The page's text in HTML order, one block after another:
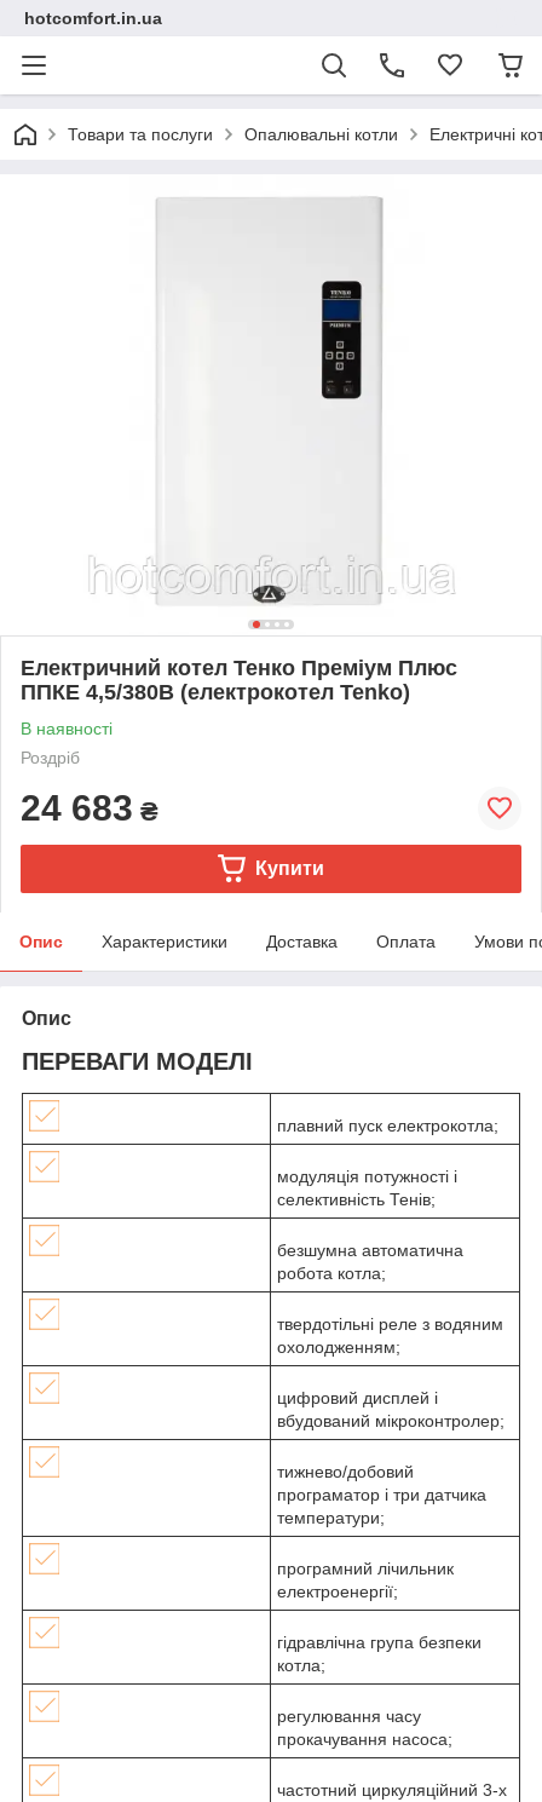
hotcomfort.in.ua
Товари та послуги Опалювальні котли Електричні
Електричний котел Тенко Преміум Плюс
ППКЕ 4,5/380В (електрокотел Tenko)
В наявності
Роздріб
24 683 ₴
Купити
Опис Характеристики Доставка Оплата Умови
Опис
ПЕРЕВАГИ МОДЕЛІ
плавний пуск електрокотла;
модуляція потужності і
селективність Тенів;
безшумна автоматична
робота котла;
твердотільні реле з водяним
охолодженням;
цифровий дисплей і
вбудований мікроконтролер;
тижнево/добовий
програматор і три датчика
температури;
програмний лічильник
електроенергії;
гідравлічна група безпеки
котла;
регулювання часу
прокачування насоса;
частотний циркуляційний 3-х